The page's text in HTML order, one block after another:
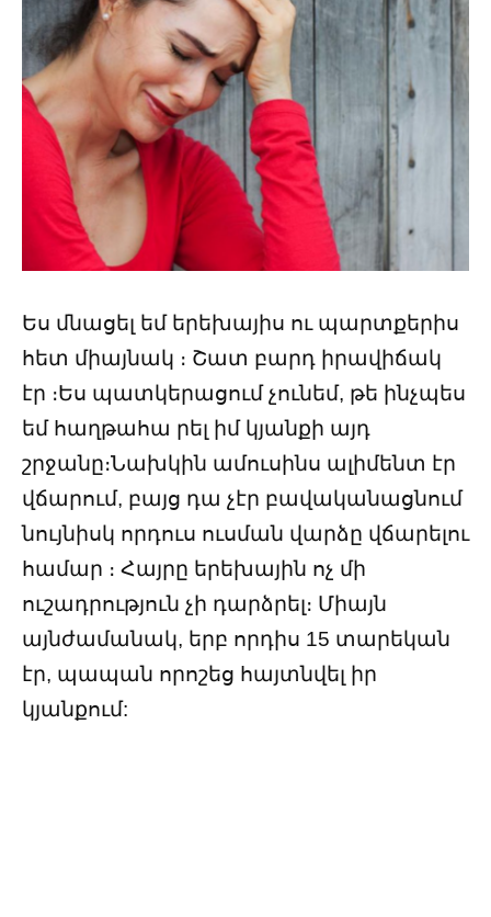
Ես մնացել եմ երեխայիս ու պարտքերիս
հետ միայնակ ։ Շատ բարդ իրավիճակ
էր ։Ես պատկերացում չունեմ, թե ինչպես
եմ հաղթահա րել իմ կյանքի այդ
շրջանը։Նախկին ամուսինս ալիմենտ էր
վճարում, բայց դա չէր բավականացնում
նույնիսկ որդուս ուսման վարձը վճարելու
համար ։ Հայրը երեխային ոչ մի
ուշադրություն չի դարձրել։ Միայն
այնժամանակ, երբ որդիս 15 տարեկան
էր, պապան որոշեց հայտնվել իր
կյանքում: